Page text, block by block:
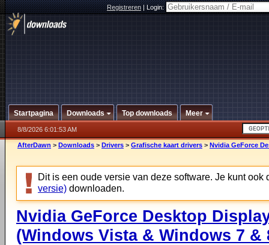
Registreren|Login:
Startpagina Downloads Top downloads Meer
8/8/2026 6:01:53 AM
AfterDawn > Downloads > Drivers > Grafische kaart drivers > Nvidia GeForce
Dit is een oude versie van deze software. Je kunt ook
versie) downloaden.
Nvidia GeForce Desktop
(Windows Vista & Windows 7 &